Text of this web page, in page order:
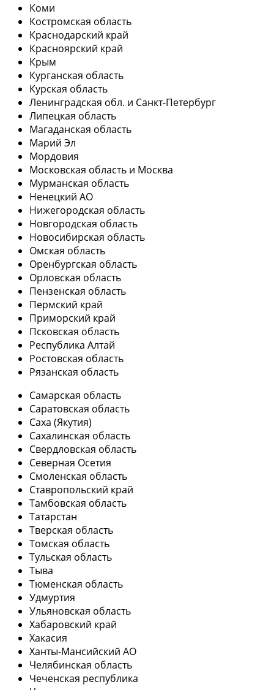
Коми
Костромская область
Краснодарский край
Красноярский край
Крым
Курганская область
Курская область
Ленинградская обл. и Санкт-Петербург
Липецкая область
Магаданская область
Марий Эл
Мордовия
Московская область и Москва
Мурманская область
Ненецкий АО
Нижегородская область
Новгородская область
Новосибирская область
Омская область
Оренбургская область
Орловская область
Пензенская область
Пермский край
Приморский край
Псковская область
Республика Алтай
Ростовская область
Рязанская область
Самарская область
Саратовская область
Саха (Якутия)
Сахалинская область
Свердловская область
Северная Осетия
Смоленская область
Ставропольский край
Тамбовская область
Татарстан
Тверская область
Томская область
Тульская область
Тыва
Тюменская область
Удмуртия
Ульяновская область
Хабаровский край
Хакасия
Ханты-Мансийский АО
Челябинская область
Чеченская республика